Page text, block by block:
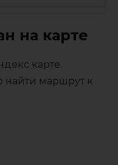
на карте
карте.
найти маршрут к